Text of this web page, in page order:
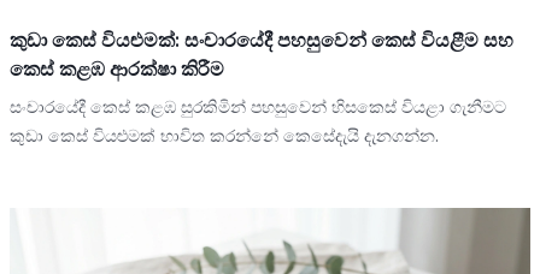
කුඩා කෙස් වියළුමක්: සංචාරයේදී පහසුවෙන් කෙස් වියළීම සහ
කෙස් කළඹ ආරක්ෂා කිරීම
සංචාරයේදී කෙස් කළඹ සුරකිමින් පහසුවෙන් හිසකෙස් වියළා ගැනීමට
කුඩා කෙස් වියළුමක් භාවිත කරන්නේ කෙසේදැයි දැනගන්න.